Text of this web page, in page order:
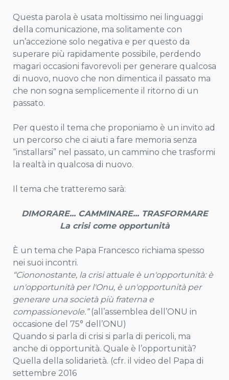
Questa parola è usata moltissimo nei linguaggi
della comunicazione, ma solitamente con
un’accezione solo negativa e per questo da
superare più rapidamente possibile, perdendo
magari occasioni favorevoli per generare qualcosa
di nuovo, nuovo che non dimentica il passato ma
che non sogna semplicemente il ritorno di un
passato.
Per questo il tema che proponiamo è un invito ad
un percorso che ci aiuti a fare memoria senza
“installarsi” nel passato, un cammino che trasformi
la realtà in qualcosa di nuovo.
Il tema che tratteremo sarà:
DIMORARE... CAMMINARE... TRASFORMARE
La crisi come opportunità
È un tema che Papa Francesco richiama spesso
nei suoi incontri.
“Ciononostante, la crisi attuale è un'opportunità: è
un'opportunità per l'Onu, è un'opportunità per
generare una società più fraterna e
compassionevole.”(all’assemblea dell’ONU in
occasione del 75° dell’ONU)
Quando si parla di crisi si parla di pericoli, ma
anche di opportunità. Quale è l’opportunità?
Quella della solidarietà. (cfr. il video del Papa di
settembre 2016